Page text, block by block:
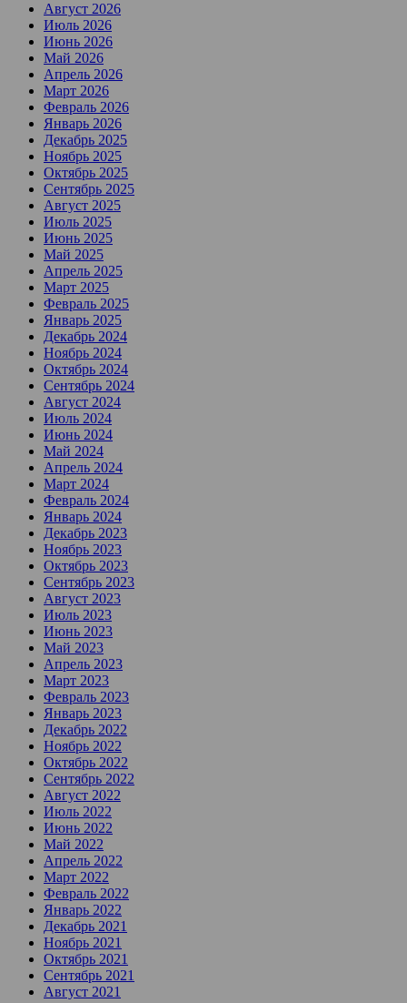
Август 2026
Июль 2026
Июнь 2026
Май 2026
Апрель 2026
Март 2026
Февраль 2026
Январь 2026
Декабрь 2025
Ноябрь 2025
Октябрь 2025
Сентябрь 2025
Август 2025
Июль 2025
Июнь 2025
Май 2025
Апрель 2025
Март 2025
Февраль 2025
Январь 2025
Декабрь 2024
Ноябрь 2024
Октябрь 2024
Сентябрь 2024
Август 2024
Июль 2024
Июнь 2024
Май 2024
Апрель 2024
Март 2024
Февраль 2024
Январь 2024
Декабрь 2023
Ноябрь 2023
Октябрь 2023
Сентябрь 2023
Август 2023
Июль 2023
Июнь 2023
Май 2023
Апрель 2023
Март 2023
Февраль 2023
Январь 2023
Декабрь 2022
Ноябрь 2022
Октябрь 2022
Сентябрь 2022
Август 2022
Июль 2022
Июнь 2022
Май 2022
Апрель 2022
Март 2022
Февраль 2022
Январь 2022
Декабрь 2021
Ноябрь 2021
Октябрь 2021
Сентябрь 2021
Август 2021